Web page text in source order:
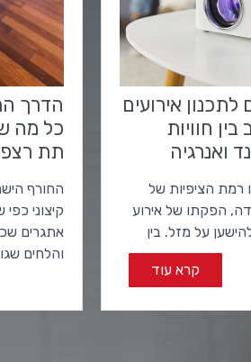
אירועים
חוויות
ואנרגיה
רמת הציפיות של
הפקתו של אירוע
על מזל. בין
קרא עוד
הדרך
כל מה
תת
החורף
קיצוני
אתגרים
והלחים